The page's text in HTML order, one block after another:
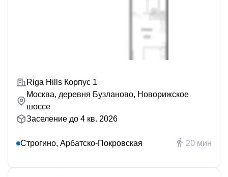
Riga Hills Корпус 1
Москва, деревня Бузланово, Новорижское
шоссе
Заселение до 4 кв. 2026
Строгино, Арбатско-Покровская 20 мин